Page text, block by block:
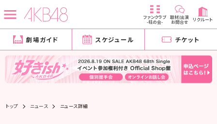
ファンクラブ
-柱の会-
取材/出演
お問合せ リクルート
劇場ガイド スケジュール チケット
トップ ニュース ニュース詳細